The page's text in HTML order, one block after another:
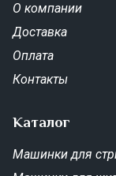
О компании
Доставка
Оплата
Контакты
Каталог
Машинки для